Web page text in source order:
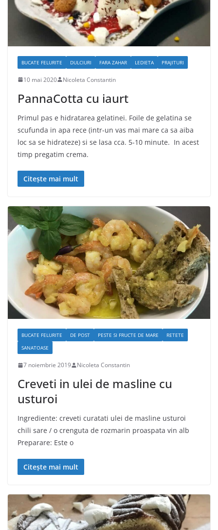
BUCATE FELURITE DULCIURI FARA ZAHAR LEDIETA PRAJITURI
10 mai 2020 Nicoleta Constantin
PannaCotta cu iaurt
Primul pas e hidratarea gelatinei. Foile de gelatina se
scufunda in apa rece (intr-un vas mai mare ca sa aiba
loc sa se hidrateze) si se lasa cca. 5-10 minute. In acest
timp pregatim crema.
Citește mai mult
BUCATE FELURITE DE POST PESTE SI FRUCTE DE MARE
RETETE
SANATOASE
7 noiembrie 2019 Nicoleta Constantin
Creveti in ulei de masline cu
usturoi
Ingrediente: creveti curatati ulei de masline usturoi
chili sare / o crenguta de rozmarin proaspata vin alb
Preparare: Este o
Citește mai mult